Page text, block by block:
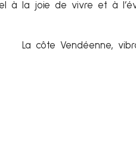
à la joie de vivre et à
La côte Vendéenne,